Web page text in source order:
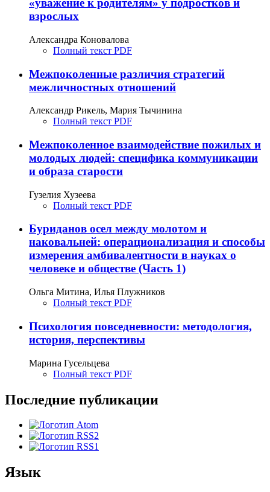
«уважение к родителям» у подростков и
взрослых
Александра Коновалова
Полный текст PDF
Межпоколенные различия стратегий
межличностных отношений
Александр Рикель, Мария Тычинина
Полный текст PDF
Межпоколенное взаимодействие пожилых и
молодых людей: специфика коммуникации
и образа старости
Гузелия Хузеева
Полный текст PDF
Буриданов осел между молотом и
наковальней: операционализация и способы
измерения амбивалентности в науках о
человеке и обществе (Часть 1)
Ольга Митина, Илья Плужников
Полный текст PDF
Психология повседневности: методология,
история, перспективы
Марина Гусельцева
Полный текст PDF
Последние публикации
Язык